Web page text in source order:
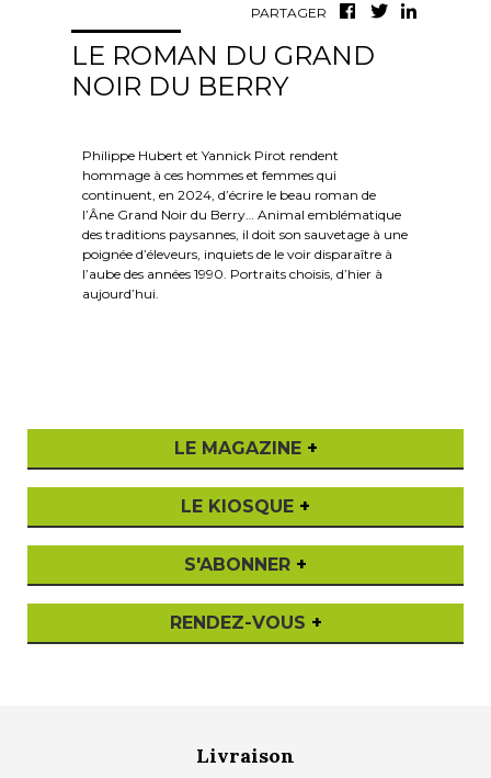
LE MAGAZINE +
LE KIOSQUE +
S'ABONNER +
RENDEZ-VOUS +
LE ROMAN DU GRAND
NOIR DU BERRY
PARTAGER
Philippe Hubert et Yannick Pirot rendent
hommage à ces hommes et femmes qui
continuent, en 2024, d’écrire le beau roman de
l’Âne Grand Noir du Berry… Animal emblématique
des traditions paysannes, il doit son sauvetage à une
poignée d’éleveurs, inquiets de le voir disparaître à
l’aube des années 1990. Portraits choisis, d’hier à
aujourd’hui.
Livraison